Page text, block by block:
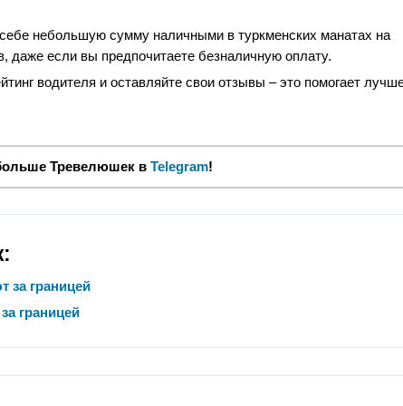
себе небольшую сумму наличными в туркменских манатах на
даже если вы предпочитаете безналичную оплату.
водителя и оставляйте свои отзывы – это помогает
Тревелюшек в Telegram!
за границей
границей